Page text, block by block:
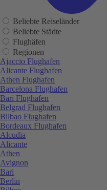
Beliebte Reiseländer
Beliebte Städte
Flughäfen
Regionen
Ajaccio Flughafen
Alicante Flughafen
Athen Flughafen
Barcelona Flughafen
Bari Flughafen
Belgrad Flughafen
Bilbao Flughafen
Bordeaux Flughafen
Alcudia
Alicante
Athen
Avignon
Bari
Berlin